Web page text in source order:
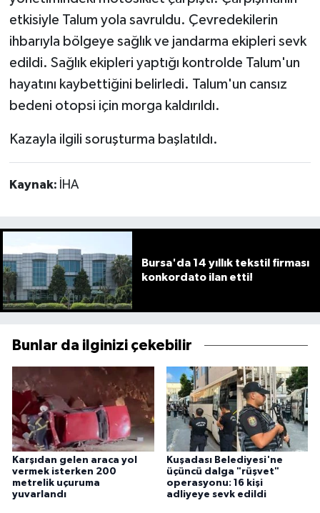
etkisiyle Talum yola savruldu. Çevredekilerin
ihbarıyla bölgeye sağlık ve jandarma ekipleri sevk
edildi. Sağlık ekipleri yaptığı kontrolde Talum'un
hayatını kaybettiğini belirledi. Talum'un cansız
bedeni otopsi için morga kaldırıldı.
Kazayla ilgili soruşturma başlatıldı.
Kaynak: İHA
Bursa'da 14 yıllık tekstil firması
konkordato ilan etti!
Bunlar da ilginizi çekebilir
Karşıdan gelen araca yol
vermek isterken 200
metrelik uçuruma
yuvarlandı
Kuşadası Belediyesi'ne
üçüncü dalga "rüşvet"
operasyonu: 16 kişi
adliyeye sevk edildi